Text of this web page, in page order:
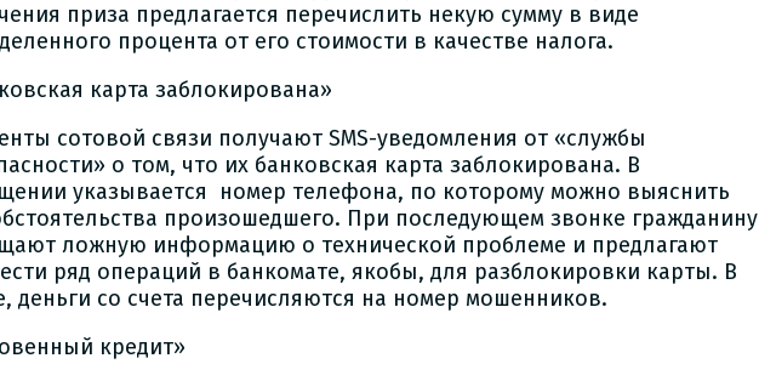
приза предлагается перечислить некую сумму в виде
процента от его стоимости в качестве налога.
карта заблокирована»
сотовой связи получают SMS-уведомления от «службы
о том, что их банковская карта заблокирована. В
указывается номер телефона, по которому можно выяснить
произошедшего. При последующем звонке гражданину
ложную информацию о технической проблеме и предлагают
ряд операций в банкомате, якобы, для разблокировки карты. В
деньги со счета перечисляются на номер мошенников.
кредит»